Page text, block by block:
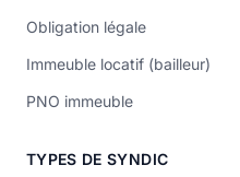
Obligation légale
Immeuble locatif (bailleur)
PNO immeuble
TYPES DE SYNDIC